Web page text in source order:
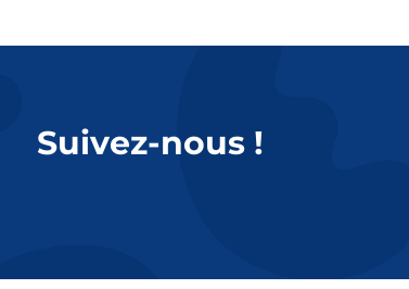
Suivez-nous !